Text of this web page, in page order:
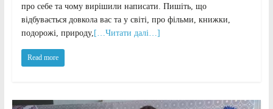
про себе та чому вирішили написати. Пишіть, що
відбувається довкола вас та у світі, про фільми, книжки,
подорожі, природу, […Читати далі…]
Read more